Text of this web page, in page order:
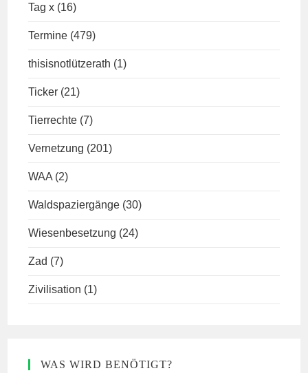
Tag x (16)
Termine (479)
thisisnotlützerath (1)
Ticker (21)
Tierrechte (7)
Vernetzung (201)
WAA (2)
Waldspaziergänge (30)
Wiesenbesetzung (24)
Zad (7)
Zivilisation (1)
WAS WIRD BENÖTIGT?